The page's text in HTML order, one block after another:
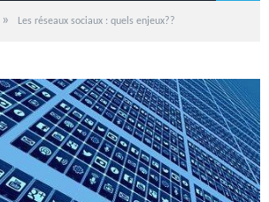
» Les réseaux sociaux : quels enjeux??